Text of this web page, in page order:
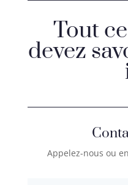
Tout
devez
Appelez-nous ou